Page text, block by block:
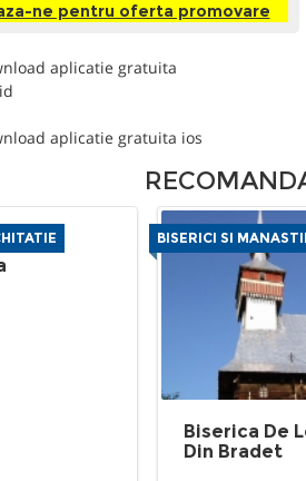
ne pentru oferta promovare
BISERICI SI
Biserica De
Din Bradet